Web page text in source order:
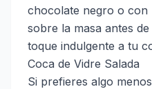
chocolate negro o con
sobre la masa antes
toque indulgente a tu
Coca de Vidre Salada
Si prefieres algo